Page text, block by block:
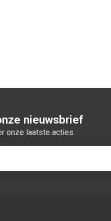
nieuwsbrief
onze laatste acties